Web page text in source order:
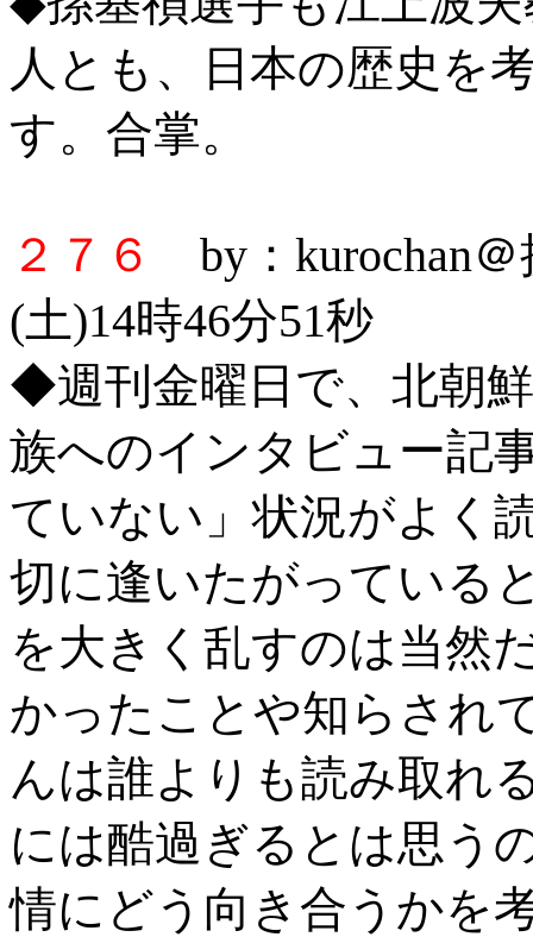
人とも、日本の歴史を
す。合掌。
２７６
by：kurochan
(土)14時46分51秒
◆週刊金曜日で、北朝
族へのインタビュー記
ていない」状況がよく
切に逢いたがっている
を大きく乱すのは当然
かったことや知らされ
んは誰よりも読み取れ
には酷過ぎるとは思う
情にどう向き合うかを